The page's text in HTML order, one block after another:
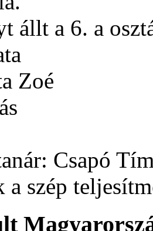
állt a 6. a
Zoé
Csapó
a szép